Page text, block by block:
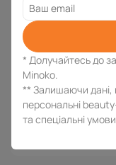
* Долучайтесь до
Minoko.
** Залишаючи дані,
персональні
та спеціальні